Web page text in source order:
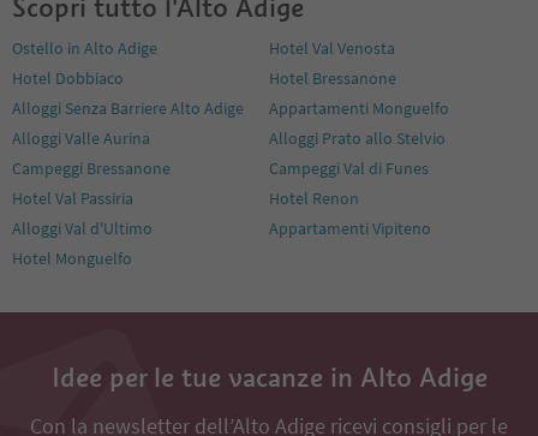
Ostello in Alto Adige
Hotel Val Venosta
Hotel Dobbiaco
Hotel Bressanone
Alloggi Senza Barriere Alto Adige
Appartamenti Monguelfo
Alloggi Valle Aurina
Alloggi Prato allo Stelvio
Campeggi Bressanone
Campeggi Val di Funes
Hotel Val Passiria
Hotel Renon
Alloggi Val d'Ultimo
Appartamenti Vipiteno
Hotel Monguelfo
Idee per le tue vacanze in Alto Adige
Con la newsletter dell’Alto Adige ricevi consigli per le